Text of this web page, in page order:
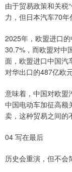
由于贸易政策和关税
力，但日本汽车70年
2025年，欧盟进口
30.7%，而欧盟对中
面，欧盟进口中国汽
对华出口的487亿欧元
意味着，‌中国对欧盟
中国电动车加征高额
卖，这种贸易之间的
04 写在最后
历史会重演，但不会